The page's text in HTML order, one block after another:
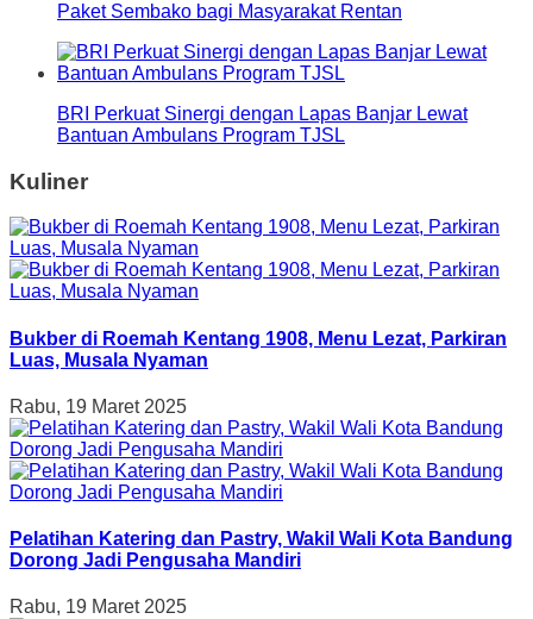
Paket Sembako bagi Masyarakat Rentan
BRI Perkuat Sinergi dengan Lapas Banjar Lewat
Bantuan Ambulans Program TJSL
Kuliner
Bukber di Roemah Kentang 1908, Menu Lezat, Parkiran
Luas, Musala Nyaman
Rabu, 19 Maret 2025
Pelatihan Katering dan Pastry, Wakil Wali Kota Bandung
Dorong Jadi Pengusaha Mandiri
Rabu, 19 Maret 2025